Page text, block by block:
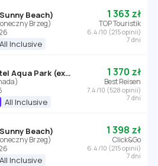
Beach)
Brzeg)
All Inclusive
1 363 zł
TOP Touristik
6.4 /10 (215 opinii)
7 dni
Empire Hotel Aqua Park (ex. Triton Empire Hotel Hurghada)
All Inclusive
1 370 zł
Best Reisen
7.4 /10 (528 opinii)
7 dni
Beach)
Brzeg)
All Inclusive
1 398 zł
Click&Go
6.4 /10 (215 opinii)
7 dni